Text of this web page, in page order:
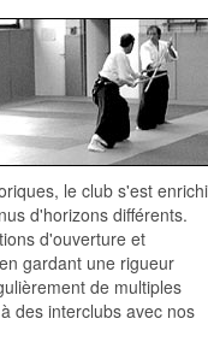
le club s'est enrichi
d'horizons différents.
d'ouverture et
gardant une rigueur
de multiples
des interclubs avec nos